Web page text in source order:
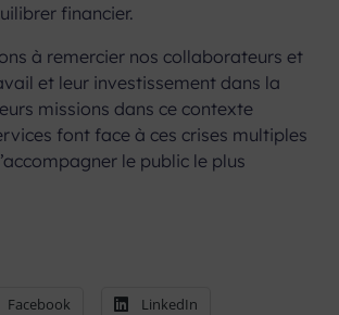
financier.
à remercier nos collaborateurs et
et leur investissement dans la
missions dans ce contexte
font face à ces crises multiples
le public le plus
Facebook LinkedIn